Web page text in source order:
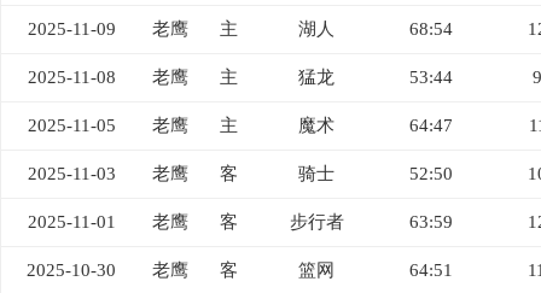
2025-11-09 老鹰 主 湖人 68:54
2025-11-08 老鹰 主 猛龙 53:44
2025-11-05 老鹰 主 魔术 64:47
2025-11-03 老鹰 客 骑士 52:50
2025-11-01 老鹰 客 步行者 63:59
2025-10-30 老鹰 客 篮网 64:51